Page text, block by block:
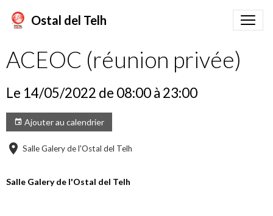
Ostal del Telh
ACEOC (réunion privée)
Le 14/05/2022 de 08:00à 23:00
Ajouter au calendrier
Salle Galery de l'Ostal del Telh
Salle Galery de l'Ostal del Telh